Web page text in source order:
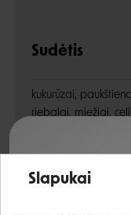
Sudėtis
kukurūzai,
riebalai, miežiai,
MOS), psilio
Slapukai